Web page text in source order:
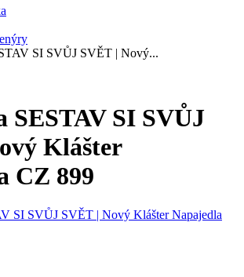
SI SVŮJ SVĚT | Nový...
SESTAV SI SVŮJ
Klášter
CZ 899